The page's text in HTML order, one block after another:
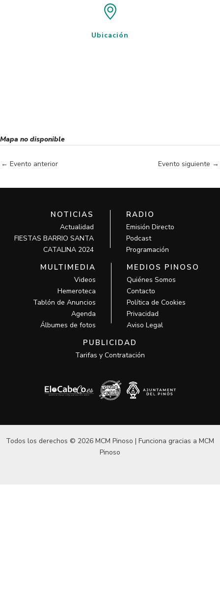
Ubicación
Mapa no disponible
← Evento anterior Evento siguiente →
NOTICIAS
Actualidad
FIESTAS BARRIO SANTA
CATALINA 2024
RADIO
Emisión Directo
Podcast
Programación
MULTIMEDIA
Videos
Hemeroteca
Tablón de Anuncios
Agenda
Álbumes de fotos
MEDIOS PINOSO
Quiénes Somos
Contacto
Política de Cookies
Privacidad
Aviso Legal
PUBLICIDAD
Tarifas y Contratación
Todos los derechos © 2026 MCM Pinoso | Funciona gracias a MCM
Pinoso